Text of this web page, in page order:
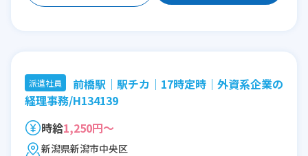
派遣社員
前橋駅｜駅チカ｜17時定時｜外資系企業の
経理事務/H134139
時給1,250円～
新潟県新潟市中央区